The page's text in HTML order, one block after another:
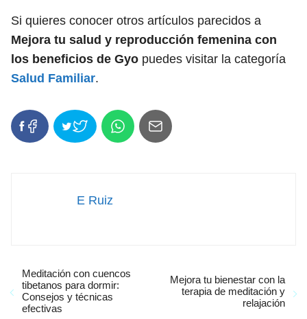
Si quieres conocer otros artículos parecidos a
Mejora tu salud y reproducción femenina con
los beneficios de Gyo puedes visitar la categoría
Salud Familiar.
E Ruiz
Meditación con cuencos
tibetanos para dormir:
Consejos y técnicas
efectivas
Mejora tu bienestar con la
terapia de meditación y
relajación